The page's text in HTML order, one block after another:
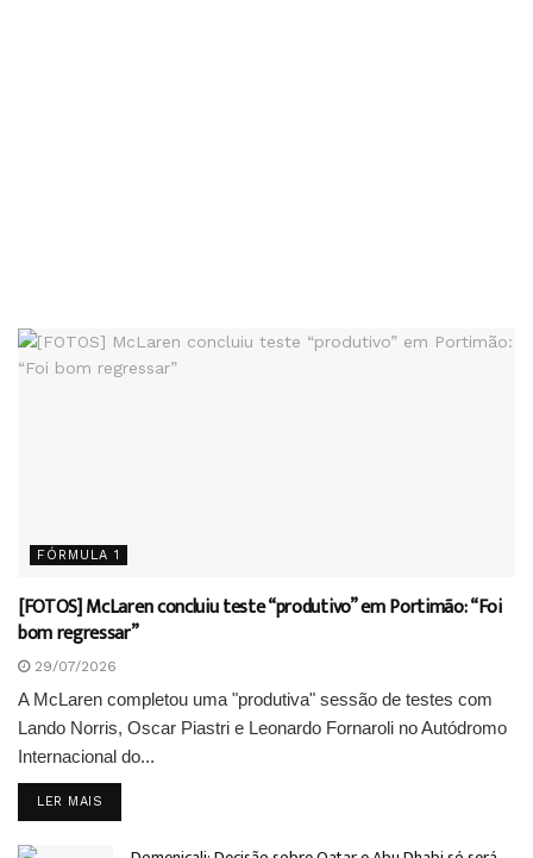
FÓRMULA 1
[FOTOS] McLaren concluiu teste “produtivo” em Portimão: “Foi
bom regressar”
29/07/2026
A McLaren completou uma "produtiva" sessão de testes com
Lando Norris, Oscar Piastri e Leonardo Fornaroli no Autódromo
Internacional do...
LER MAIS